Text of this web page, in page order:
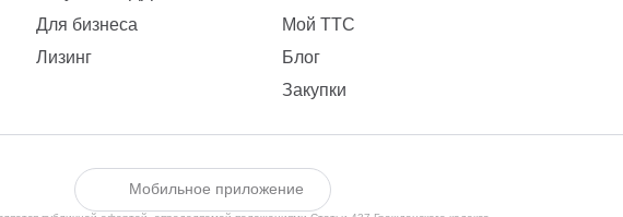
Для бизнеса
Лизинг
Мой ТТС
Блог
Закупки
Мобильное приложение